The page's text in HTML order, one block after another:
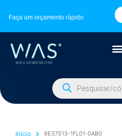
Faça um orçamento rápido
Início 6ES7513-1FL01-0AB0